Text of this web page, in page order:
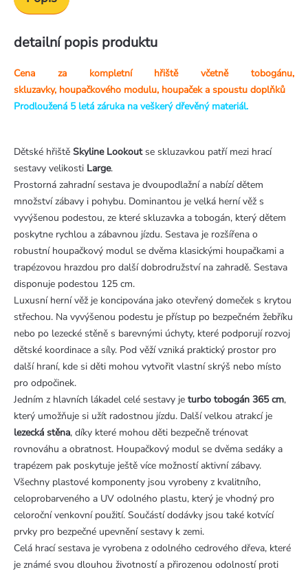
detailní popis produktu
Cena za kompletní hřiště včetně tobogánu,
skluzavky, houpačkového modulu, houpaček a spoustu doplňků
Prodloužená 5 letá záruka na veškerý dřevěný materiál.
Dětské hřiště Skyline Lookoutse skluzavkou patří mezi hrací
sestavy velikosti Large.
Prostorná zahradní sestava je dvoupodlažní a nabízí dětem
množství zábavy i pohybu. Dominantou je velká herní věž s
vyvýšenou podestou, ze které skluzavka a tobogán, který dětem
poskytne rychlou a zábavnou jízdu. Sestava je rozšířena o
robustní houpačkový modul se dvěma klasickými houpačkami a
trapézovou hrazdou pro další dobrodružství na zahradě. Sestava
disponuje podestou 125 cm.
Luxusní herní věž je koncipována jako otevřený domeček s krytou
střechou. Na vyvýšenou podestu je přístup po bezpečném žebříku
nebo po lezecké stěně s barevnými úchyty, které podporují rozvoj
dětské koordinace a síly. Pod věží vzniká praktický prostor pro
další hraní, kde si děti mohou vytvořit vlastní skrýš nebo místo
pro odpočinek.
Jedním z hlavních lákadel celé sestavy je turbo tobogán 365 cm,
který umožňuje si užít radostnou jízdu. Další velkou atrakcí je
lezecká stěna, díky které mohou děti bezpečně trénovat
rovnováhu a obratnost. Houpačkový modul se dvěma sedáky a
trapézem pak poskytuje ještě více možností aktivní zábavy.
Všechny plastové komponenty jsou vyrobeny z kvalitního,
celoprobarveného a UV odolného plastu, který je vhodný pro
celoroční venkovní použití. Součástí dodávky jsou také kotvící
prvky pro bezpečné upevnění sestavy k zemi.
Celá hrací sestava je vyrobena z odolného cedrového dřeva, které
je známé svou dlouhou životností a přirozenou odolností proti